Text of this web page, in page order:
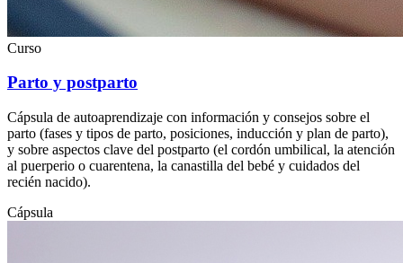
Curso
Parto y postparto
Cápsula de autoaprendizaje con información y consejos sobre el
parto (fases y tipos de parto, posiciones, inducción y plan de parto),
y sobre aspectos clave del postparto (el cordón umbilical, la atención
al puerperio o cuarentena, la canastilla del bebé y cuidados del
recién nacido).
Cápsula